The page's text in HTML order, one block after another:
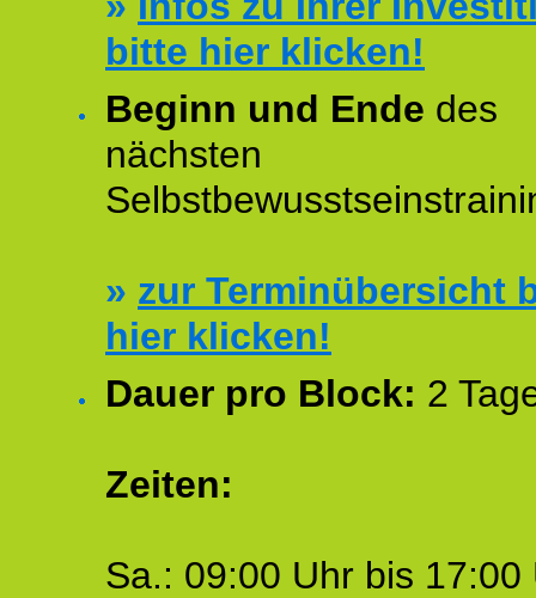
bitte hier klicken!
Beginn und Ende des
nächsten
» zur Terminübersicht
hier klicken!
Dauer pro Block: 2
Zeiten:
Sa.: 09:00 Uhr bis 17:00